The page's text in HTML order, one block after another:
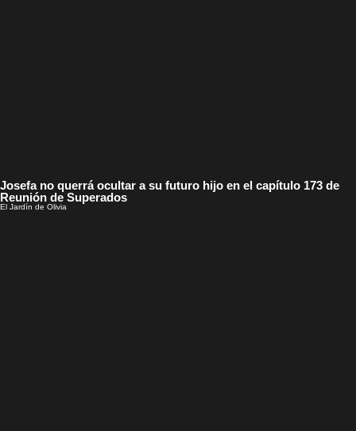
Josefa no querrá ocultar a su futuro hijo en el capítulo 173 de
Reunión de Superados
El Jardín de Olivia